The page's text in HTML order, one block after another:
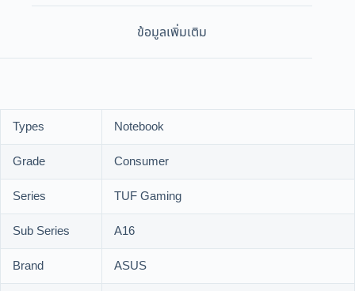
ข้อมูลเพิ่มเติม
Types
Notebook
Grade
Consumer
Series
TUF Gaming
Sub Series
A16
Brand
ASUS